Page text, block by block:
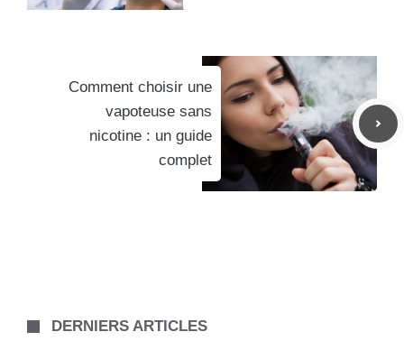
Comment choisir une
vapoteuse sans
nicotine : un guide
complet
DERNIERS ARTICLES